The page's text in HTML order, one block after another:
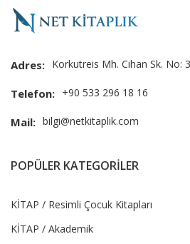
Adres: Korkutreis Mh. Cihan Sk. No:
Telefon: +90 533 296 18 16
Mail: bilgi@netkitaplik.com
POPÜLER KATEGORİLER
KİTAP / Resimli Çocuk Kitapları
KİTAP / Akademik